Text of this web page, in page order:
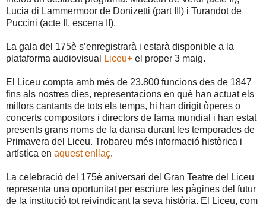
Lucia di Lammermoor de Donizetti (part III) i Turandot de
Puccini (acte II, escena II).
La gala del 175è s’enregistrarà i estarà disponible a la
plataforma audiovisual
Liceu+ el proper 3 maig.
El Liceu compta amb més de 23.800 funcions des de 1847
fins als nostres dies, representacions en què han actuat els
millors cantants de tots els temps, hi han dirigit òperes o
concerts compositors i directors de fama mundial i han estat
presents grans noms de la dansa durant les temporades de
Primavera del Liceu. Trobareu més informació històrica i
artística en aquest enllaç.
La celebració del 175è aniversari del Gran Teatre del Liceu
representa una oportunitat per escriure les pàgines del futur
de la institució tot reivindicant la seva història. El Liceu, com